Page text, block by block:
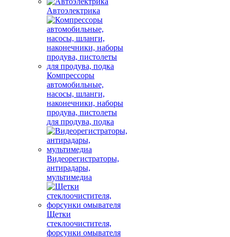
Автоэлектрика
Компрессоры
автомобильные,
насосы, шланги,
наконечники, наборы
продува, пистолеты
для продува, подка
Видеорегистраторы,
антирадары,
мультимедиа
Щетки
стеклоочистителя,
форсунки омывателя